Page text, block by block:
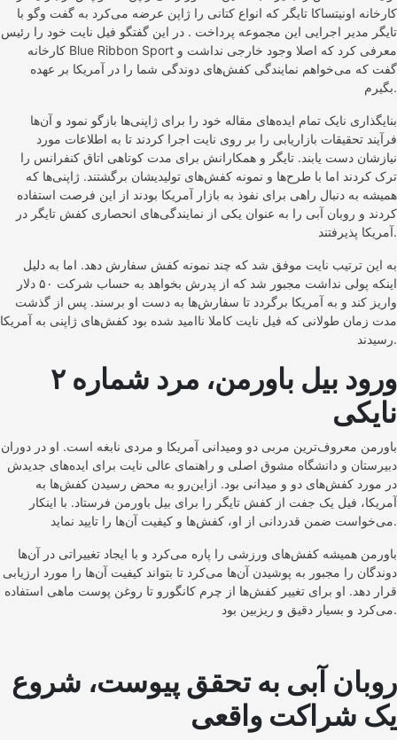
کارخانه اونیتساکا تایگر که انواع کتانی را ژاپن عرضه می‌کرد به گفت وگو با
تایگر مدیر اجرایی این مجموعه پرداخت . در این گفتگو فیل نایت خود را رئیس
کارخانه Blue Ribbon Sport معرفی کرد که اصلا وجود خارجی نداشت و
گفت که می‌خواهم نمایندگی کفش‌های دوندگی شما را در آمریکا بر عهده
بگیرم.
بنایگذاری نایک تمام ایده‌های مقاله خود را برای ژاپنی‌ها بازگو نمود و آن‌ها
فرآیند تحقیقات بازاریابی را بر روی نایت اجرا کردند تا به اطلاعات مورد
نیازشان دست یابند. تایگر و همکارانش برای مدت کوتاهی اتاق کنفرانس را
ترک کردند اما با طرح‌ها و نمونه کفش‌های تولیدیشان برگشتند. ژاپنی‌ها که
همیشه به دنبال راهی برای نفوذ به بازار آمریکا بودند از این فرصت استفاده
کردند و روبان آبی را به عنوان یکی از نمایندگی‌های انحصاری کفش تایگر در
آمریکا پذیرفتند.
به این ترتیب نایت موفق شد که چند نمونه کفش سفارش دهد. اما به دلیل
اینکه پولی نداشت مجبور شد که از پدرش بخواهد به حساب شرکت ۵۰ دلار
واریز کند و به آمریکا برگردد تا سفارش‌ها به دست او برسند. پس از گذشت
مدت زمان طولانی که فیل نایت کاملا ناامید شده بود کفش‌های ژاپنی به آمریکا
رسیدند.
ورود بیل باورمن، مرد شماره ۲
نایکی
باورمن معروف‌ترین مربی دو ومیدانی آمریکا و مردی نابغه است. او در دوران
دبیرستان و دانشگاه مشوق اصلی و راهنمای عالی نایت برای ایده‌های جدیدش
در مورد کفش‌های دو و میدانی بود.‌ ازاین‌رو به محض رسیدن کفش‌ها به
آمریکا، فیل یک جفت از کفش تایگر را برای بیل باورمن فرستاد. با اینکار
می‌خواست ضمن قدردانی از او، کفش‌ها و کیفیت آن‌ها را تایید نماید.
باورمن همیشه کفش‌های ورزشی را پاره می‌کرد و با ایجاد تغییراتی در آن‌ها
دوندگان را مجبور به پوشیدن آن‌ها می‌کرد تا بتواند کیفیت آن‌ها را مورد ارزیابی
قرار دهد. او برای تغییر کفش‌ها از چرم کانگورو تا روغن پوست ماهی استفاده
می‌کرد و بسیار دقیق و ریزبین بود.
روبان آبی به تحقق پیوست، شروع
یک شراکت واقعی